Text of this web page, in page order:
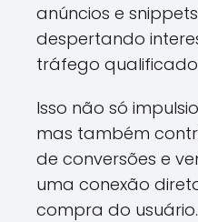
anúncios e
despertando
tráfego
Isso não só
mas também
de conversões e
uma conexão
compra do usuário.